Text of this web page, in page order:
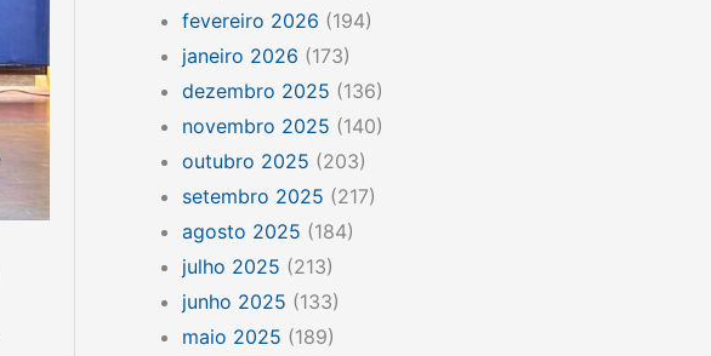
fevereiro 2026 (194)
janeiro 2026 (173)
dezembro 2025 (136)
novembro 2025 (140)
outubro 2025 (203)
setembro 2025 (217)
agosto 2025 (184)
julho 2025 (213)
junho 2025 (133)
maio 2025 (189)